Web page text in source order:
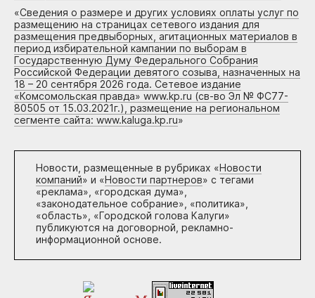
«Сведения о размере и других условиях оплаты услуг по
размещению на страницах сетевого издания для
размещения предвыборных, агитационных материалов в
период избирательной кампании по выборам в
Государственную Думу Федерального Собрания
Российской Федерации девятого созыва, назначенных на
18 – 20 сентября 2026 года. Сетевое издание
«Комсомольская правда» www.kp.ru (св-во Эл № ФС77-
80505 от 15.03.2021г.), размещение на региональном
сегменте сайта: www.kaluga.kp.ru»
Новости, размещенные в рубриках «Новости
компаний» и «Новости партнеров» с тегами
«реклама», «городская дума»,
«законодательное собрание», «политика»,
«область», «Городской голова Калуги»
публикуются на договорной, рекламно-
информационной основе.